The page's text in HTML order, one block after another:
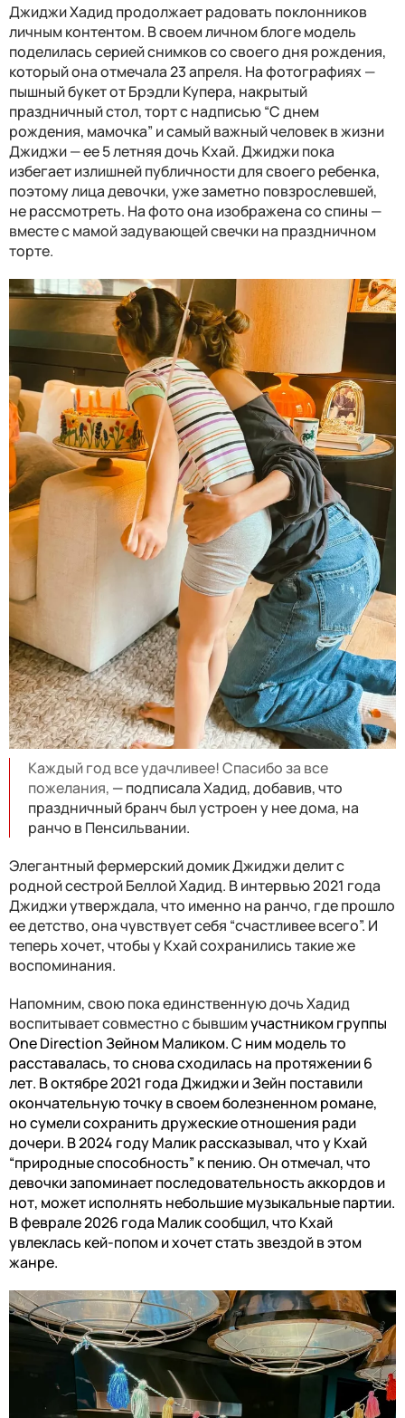
Джиджи Хадид продолжает радовать поклонников
личным контентом. В своем личном блоге модель
поделилась серией снимков со своего дня рождения,
который она отмечала 23 апреля. На фотографиях—
пышный букет от Брэдли Купера, накрытый
праздничный стол, торт с надписью “С днем
рождения, мамочка” и самый важный человек в жизни
Джиджи—ее 5 летняя дочь Кхай. Джиджи пока
избегает излишней публичности для своего ребенка,
поэтому лица девочки, уже заметно повзрослевшей,
не рассмотреть. На фото она изображена со спины —
вместе с мамой задувающей свечки на праздничном
торте.
Каждый год все удачливее! Спасибо за все
пожелания, — подписала Хадид, добавив, что
праздничный бранч был устроен у нее дома, на
ранчо в Пенсильвании.
Элегантный фермерский домик Джиджи делит с
родной сестрой Беллой Хадид. В интервью 2021 года
Джиджи утверждала, что именно на ранчо, где прошло
ее детство, она чувствует себя “счастливее всего”. И
теперь хочет, чтобы у Кхай сохранились такие же
воспоминания.
Напомним, свою пока единственную дочь Хадид
воспитывает совместно с бывшимучастником группы
One Direction Зейном Маликом. С ним модель то
расставалась, то снова сходилась на протяжении 6
лет. В октябре 2021 года Джиджи и Зейн поставили
окончательную точку в своем болезненном романе,
но сумели сохранить дружеские отношения ради
дочери. В 2024 году Малик рассказывал, что у Кхай
“природные способность” к пению. Он отмечал, что
девочки запоминает последовательность аккордов и
нот, может исполнять небольшие музыкальные партии.
В феврале 2026 года Малик сообщил, что Кхай
увлеклась кей-попом и хочет стать звездой в этом
жанре.